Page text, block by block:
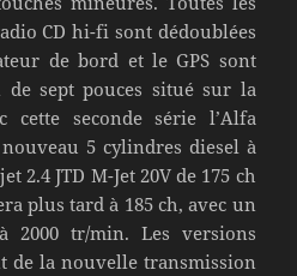
CD hi-fi sont dédoublées
de bord et le GPS sont
de sept pouces situé sur la
cette seconde série l’Alfa
5 cylindres diesel à
2.4 JTD M-Jet 20V de 175 ch
plus tard à 185 ch, avec un
2000 tr/min. Les versions
de la nouvelle transmission